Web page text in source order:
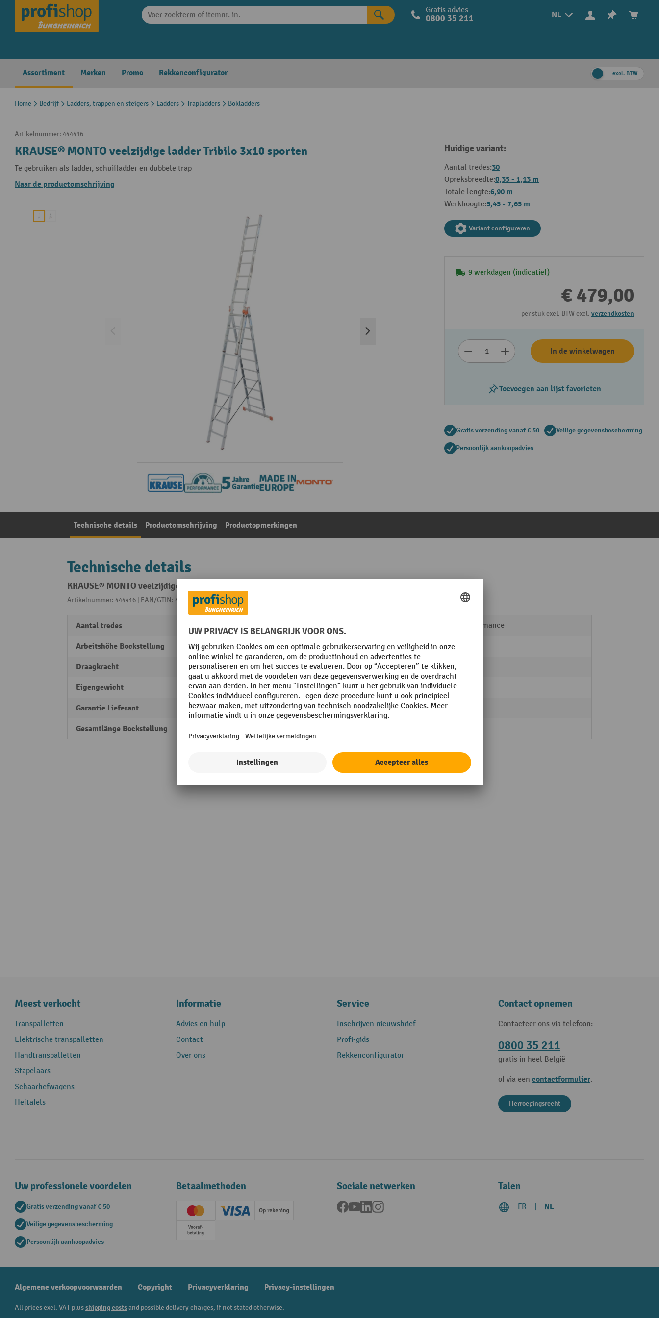
Skip to main navigation NL
Gratis advies
0800 35 211
Assortiment Merken Promo Rekkenconfigurator excl. BTW
Home Bedrijf Ladders, trappen en steigers Ladders Trapladders Bokladders
Artikelnummer: 444416
KRAUSE® MONTO veelzijdige ladder Tribilo 3x10 sporten
Te gebruiken als ladder, schuifladder en dubbele trap
Naar de productomschrijving
Huidige variant:
Aantal tredes:30
Opreksbreedte:0,35 - 1,13 m
Totale lengte:6,90 m
Werkhoogte:5,45 - 7,65 m
Variant configureren
9 werkdagen (indicatief)
€ 479,00
per stuk excl. BTW excl. verzendkosten
In de winkelwagen
Toevoegen aan lijst favorieten
Gratis verzending vanaf € 50 Veilige gegevensbescherming
Persoonlijk aankoopadvies
Technische details Productomschrijving Productopmerkingen
Technische details
KRAUSE® MONTO veelzijdige ladder Tribilo 3x10 sporten
Artikelnummer: 444416 | EAN/GTIN: 4009199129680Uit de categorie:
Aantal tredes
Arbeitshöhe Bockstellung 4,10 m
Draagkracht 150 kg
Eigengewicht 18,3 kg
Garantie Lieferant 5
Gesamtlänge Bockstellung
Rubriek Performance
Standhoogte ladder
Standhöhe Bockstellung
Standhöhe VZL/MZL Stellung
Totale lengte
Toon alle technische details
Meest verkocht
Transpalletten
Elektrische transpalletten
Handtranspalletten
Stapelaars
Schaarhefwagens
Heftafels
Informatie
Advies en hulp
Contact
Over ons
Service
Inschrijven nieuwsbrief
Profi-gids
Rekkenconfigurator
Contact opnemen
Contacteer ons via telefoon:
0800 35 211
gratis in heel België
of via een contactformulier.
Herroepingsrecht
Uw professionele voordelen
Gratis verzending vanaf € 50
Veilige gegevensbescherming
Persoonlijk aankoopadvies
Betaalmethoden
Creditcard (Master)Creditcard (Visa)Op rekening
Vooruitbetaling
Sociale netwerken
Facebook
YouTubeLinkedInInstagram
Talen
FR NL
Algemene verkoopvoorwaarden Copyright Privacyverklaring Privacy-instellingen
All prices excl. VAT plusshipping costsand possible delivery charges, if not stated otherwise.